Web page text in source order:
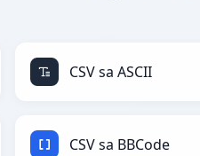
CSV sa ASCII
CSV sa BBCode